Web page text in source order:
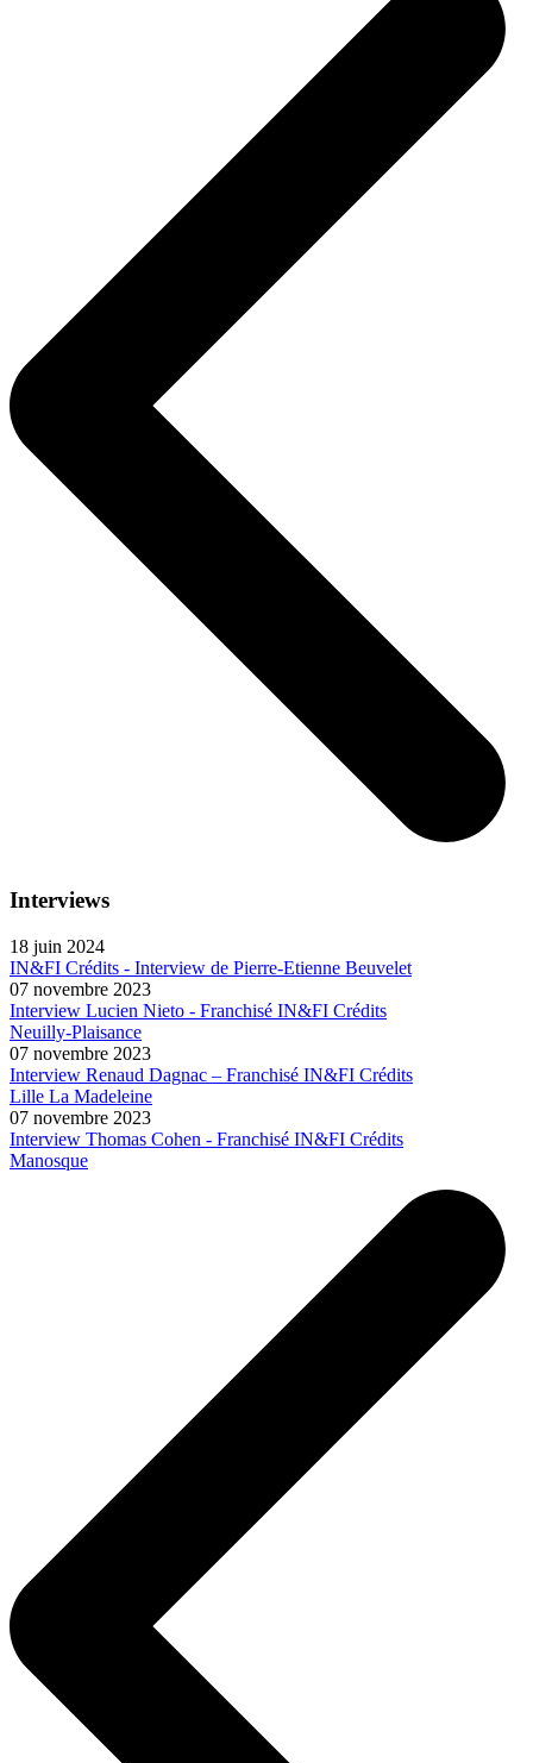
Interviews
18 juin 2024
IN&FI Crédits - Interview de Pierre-Etienne Beuvelet
07 novembre 2023
Interview Lucien Nieto - Franchisé IN&FI Crédits
Neuilly-Plaisance
07 novembre 2023
Interview Renaud Dagnac – Franchisé IN&FI Crédits
Lille La Madeleine
07 novembre 2023
Interview Thomas Cohen - Franchisé IN&FI Crédits
Manosque